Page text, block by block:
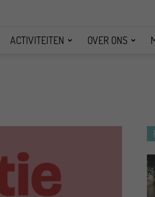
ACTIVITEITEN OVER ONS